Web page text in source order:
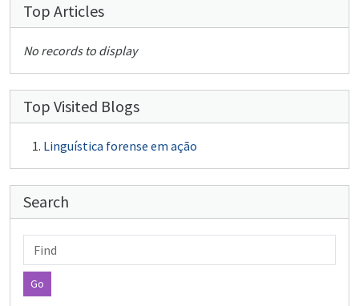
Top Articles
No records to display
Top Visited Blogs
Linguística forense em ação
Search
Find